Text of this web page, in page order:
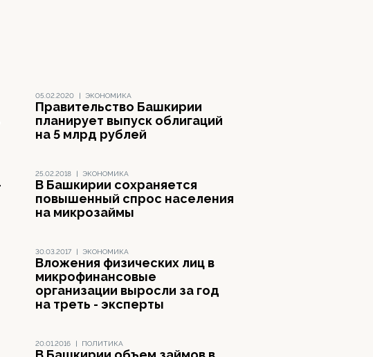
05.02.2020 | ЭКОНОМИКА
Правительство Башкирии
планирует выпуск облигаций
на 5 млрд рублей
25.02.2018 | ЭКОНОМИКА
В Башкирии сохраняется
повышенный спрос населения
на микрозаймы
30.03.2017 | ЭКОНОМИКА
Вложения физических лиц в
микрофинансовые
организации выросли за год
на треть - эксперты
20.01.2016 | ПОЛИТИКА